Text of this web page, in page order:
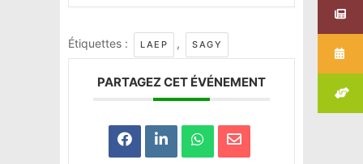
Étiquettes : LAEP , SAGY
PARTAGEZ CET ÉVÉNEMENT